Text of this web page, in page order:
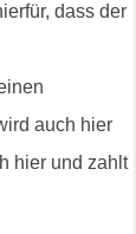
dass der
auch hier
hier und zahlt